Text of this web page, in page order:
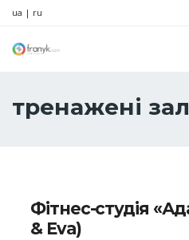
ua | ru
тренажені
Фітнес-студія
& Eva)